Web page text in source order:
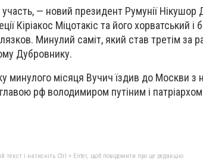
— новий президент Румунії Нікушор
Кіріакос Міцотакіс та його хорватський
Минулий саміт, який став третім за
Дубровнику.
минулого місяця Вучич їздив до Москви з
рф володимиром путіним і
текст і натисніть Ctrl + Enter, щоб повідомити про це редакцію